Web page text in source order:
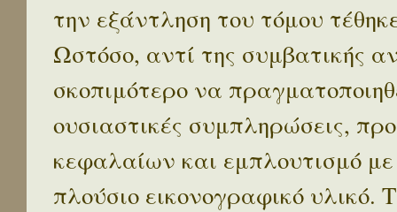
την εξάντληση του τόμου
Ωστόσο, αντί της συμβατικής
σκοπιμότερο να
ουσιαστικές συμπληρώσεις,
κεφαλαίων και εμπλουτισμό
πλούσιο εικονογραφικό